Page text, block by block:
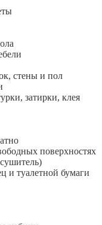
стены и пол
затирки, клея
поверхностях
и туалетной бумаги